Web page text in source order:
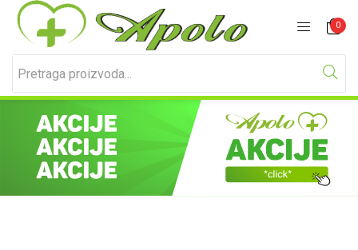
0
Prijavite se Registracija
Unesite svoje korisničko ime i lozinku za prijavu.